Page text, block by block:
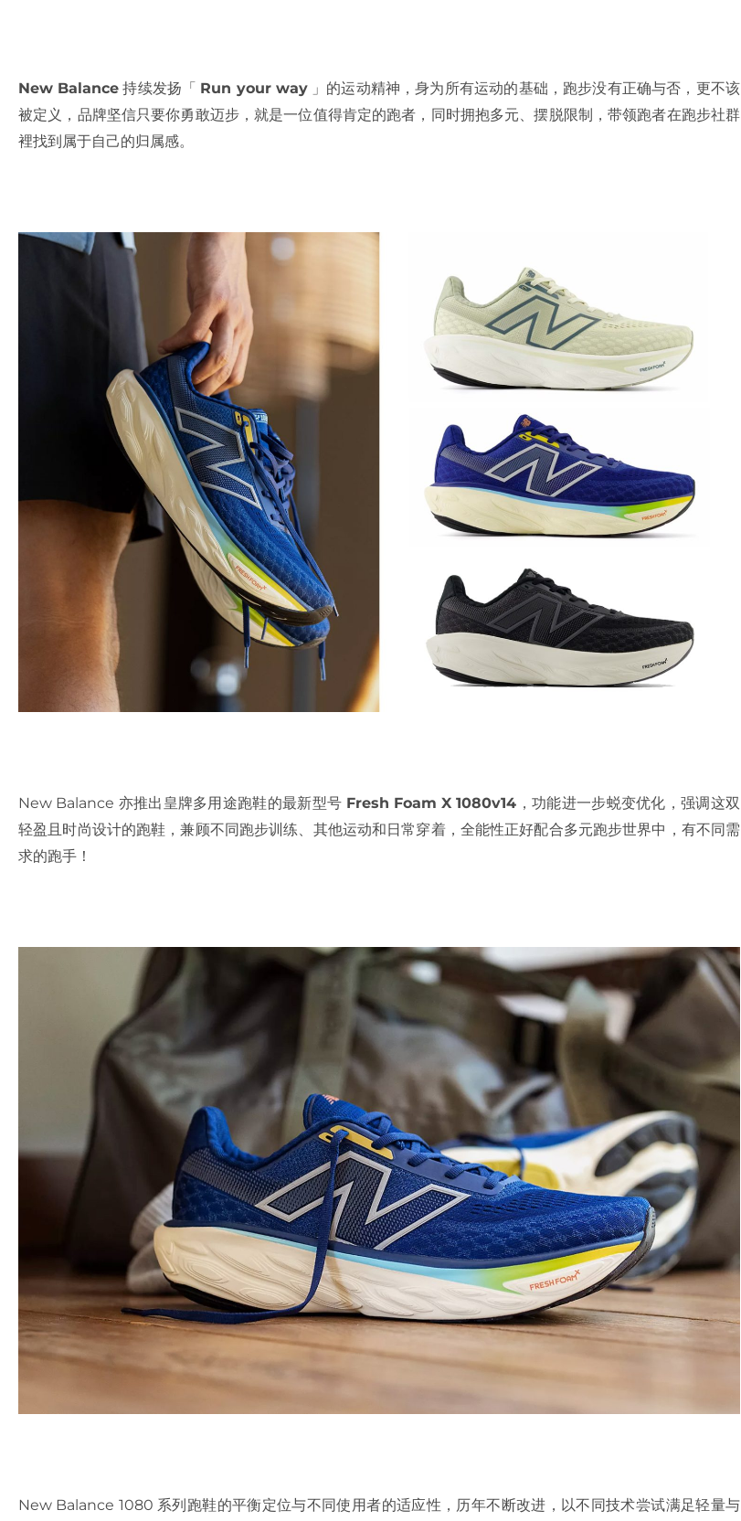
New Balance 持续发扬「 Run your way」的运动精神，身为所有运动的基础，跑步没有正确与否，更不该
被定义，品牌坚信只要你勇敢迈步，就是一位值得肯定的跑者，同时拥抱多元、摆脱限制，带领跑者在跑步社群
裡找到属于自己的归属感。
New Balance 亦推出皇牌多用途跑鞋的最新型号 Fresh Foam X 1080v14 ，功能进一步蜕变优化，强调这双
轻盈且时尚设计的跑鞋，兼顾不同跑步训练、其他运动和日常穿着，全能性正好配合多元跑步世界中，有不同需
求的跑手！
New Balance 1080 系列跑鞋的平衡定位与不同使用者的适应性，历年不断改进，以不同技术尝试满足轻量与